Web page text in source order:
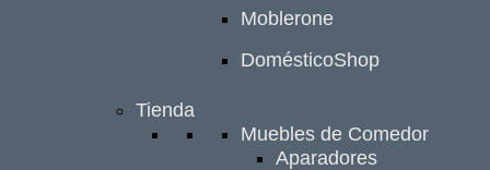
Moblerone
DomésticoShop
Tienda
Muebles de Comedor
Aparadores